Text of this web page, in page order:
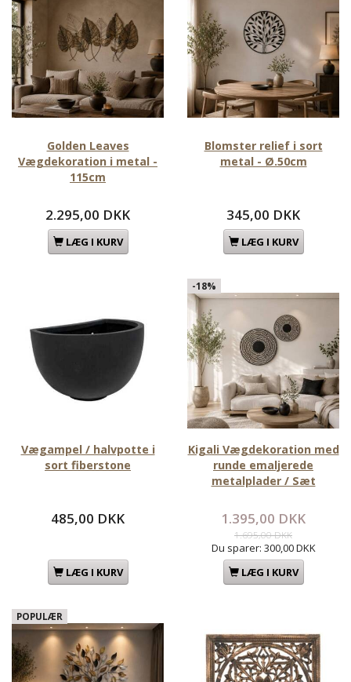
Golden Leaves
Vægdekoration i metal -
115cm
2.295,00 DKK
LÆG I KURV
Blomster relief i sort
metal - Ø.50cm
345,00 DKK
LÆG I KURV
Vægampel / halvpotte i
sort fiberstone
485,00 DKK
LÆG I KURV
-18%
Kigali Vægdekoration med
runde emaljerede
metalplader / Sæt
1.395,00 DKK
1.695,00 DKK
Du sparer: 300,00 DKK
LÆG I KURV
POPULÆR